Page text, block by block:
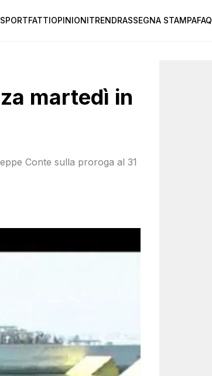
SPORTFATTIOPINIONITRENDRASSEGNA STAMPAFAQ
martedì in
Conte sulla proroga al 31